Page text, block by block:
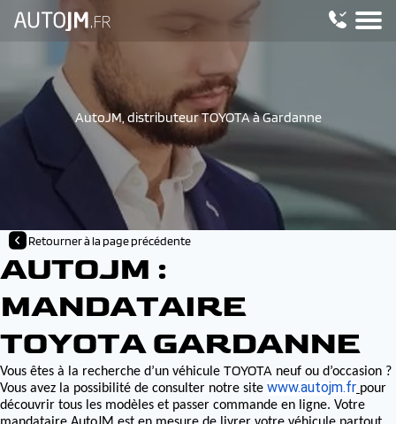
AutoJM, distributeur TOYOTA à Gardanne
Retourner à la page précédente
AUTOJM :
MANDATAIRE
TOYOTA GARDANNE
Vous êtes à la recherche d’un véhicule TOYOTA neuf ou d’occasion ?
Vous avez la possibilité de consulter notre site www.autojm.fr pour
découvrir tous les modèles et passer commande en ligne. Votre